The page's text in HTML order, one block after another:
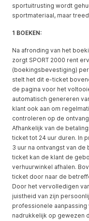
sportuitrusting wordt
sportmateriaal, maar
1 BOEKEN:
Na afronding van het
zorgt SPORT 2000 rent
(boekingsbevestiging)
stelt het dit e-ticket
de pagina voor het
automatisch genereren
klant ook aan om
controleren op de
Afhankelijk van de
ticket tot 24 uur duren. In
3 uur na ontvangst van
ticket kan de klant de
verhuurwinkel afhalen.
ticket door naar de
Door het vervolledigen
juistheid van zijn
professionele
nadrukkelijk op gewezen